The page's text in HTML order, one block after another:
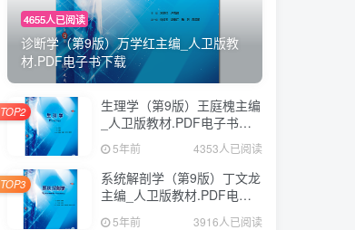
4655人已阅读
诊断学（第9版）万学红主编_人卫版教
材.PDF电子书下载
生理学（第9版）王庭槐主编
_人卫版教材.PDF电子书下
载 5年前 4353人已阅读
TOP2
系统解剖学（第9版）丁文龙
主编_人卫版教材.PDF电子
书下载
5年前 3916人已阅读
TOP3